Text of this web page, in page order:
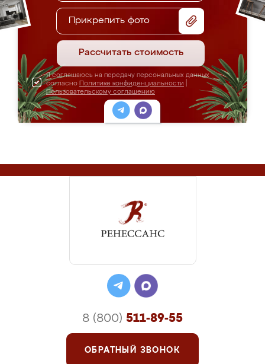
Прикрепить фото
Рассчитать стоимость
Я соглашаюсь на передачу персональных данных
согласно Политике конфиденциальности
Пользовательскому соглашению
8 (800) 511-89-55
ОБРАТНЫЙ ЗВОНОК